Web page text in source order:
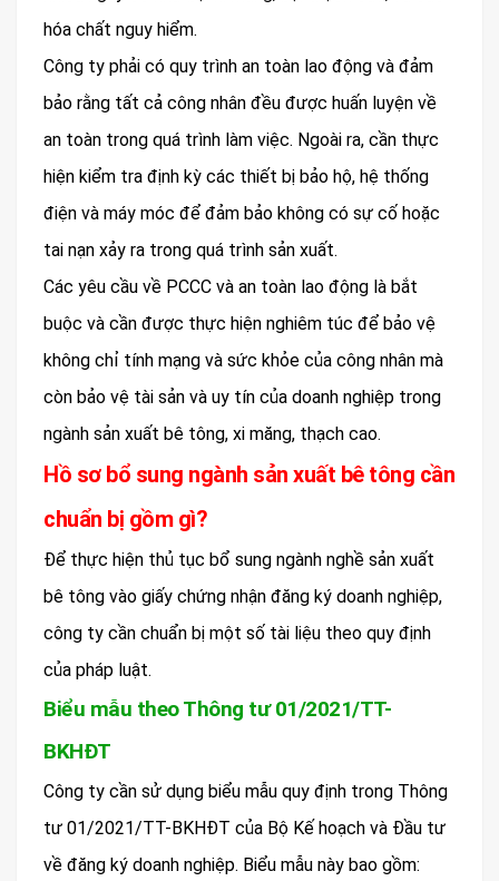
hóa chất nguy hiểm.
Công ty phải có quy trình an toàn lao động và đảm
bảo rằng tất cả công nhân đều được huấn luyện về
an toàn trong quá trình làm việc. Ngoài ra, cần thực
hiện kiểm tra định kỳ các thiết bị bảo hộ, hệ thống
điện và máy móc để đảm bảo không có sự cố hoặc
tai nạn xảy ra trong quá trình sản xuất.
Các yêu cầu về PCCC và an toàn lao động là bắt
buộc và cần được thực hiện nghiêm túc để bảo vệ
không chỉ tính mạng và sức khỏe của công nhân mà
còn bảo vệ tài sản và uy tín của doanh nghiệp trong
ngành sản xuất bê tông, xi măng, thạch cao.
Hồ sơ bổ sung ngành sản xuất bê tông cần
chuẩn bị gồm gì?
Để thực hiện thủ tục bổ sung ngành nghề sản xuất
bê tông vào giấy chứng nhận đăng ký doanh nghiệp,
công ty cần chuẩn bị một số tài liệu theo quy định
của pháp luật.
Biểu mẫu theo Thông tư 01/2021/TT-
BKHĐT
Công ty cần sử dụng biểu mẫu quy định trong Thông
tư 01/2021/TT-BKHĐT của Bộ Kế hoạch và Đầu tư
về đăng ký doanh nghiệp. Biểu mẫu này bao gồm: